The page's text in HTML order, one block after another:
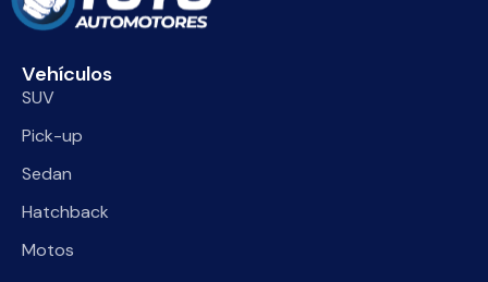
Vehículos
SUV
Pick-up
Sedan
Hatchback
Motos